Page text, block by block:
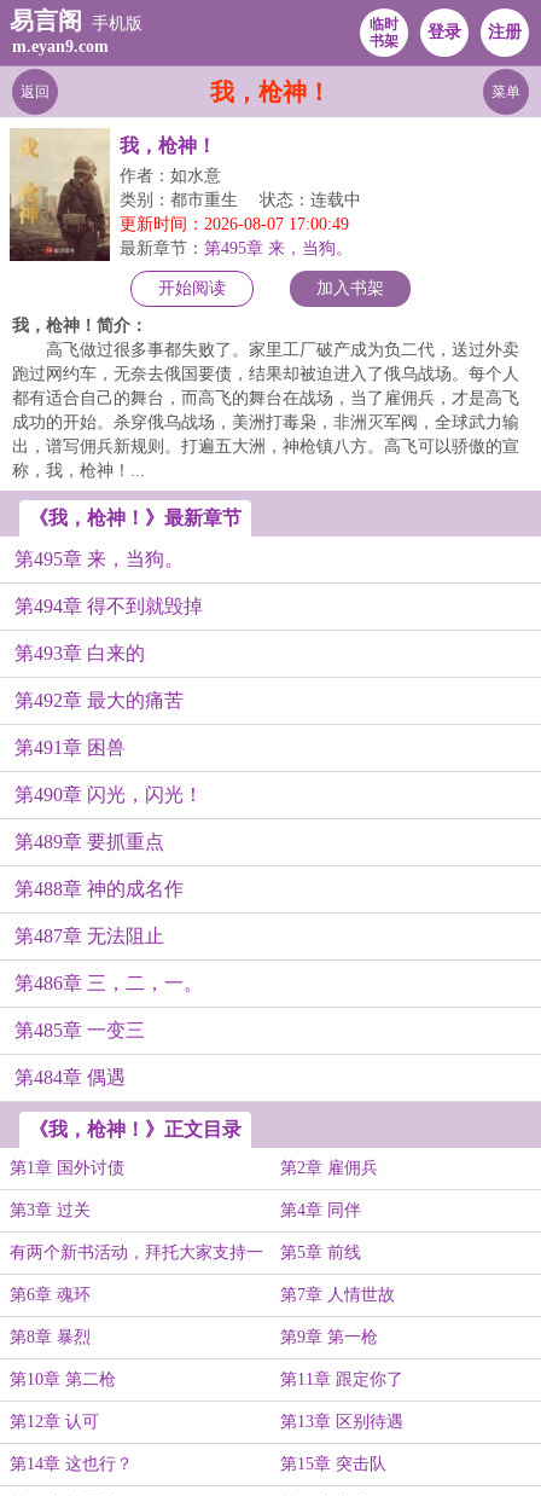
易言阁
手机版
m.eyan9.com
临时
书架
登录 注册
我，枪神！
返回 菜单
我，枪神！
作者：如水意
类别：都市重生
状态：连载中
更新时间：2026-08-07 17:00:49
最新章节： 第495章 来，当狗。
开始阅读 加入书架
我，枪神！简介：
高飞做过很多事都失败了。家里工厂破产成为负二代，送过外卖
跑过网约车，无奈去俄国要债，结果却被迫进入了俄乌战场。每个人
都有适合自己的舞台，而高飞的舞台在战场，当了雇佣兵，才是高飞
成功的开始。杀穿俄乌战场，美洲打毒枭，非洲灭军阀，全球武力输
出，谱写佣兵新规则。打遍五大洲，神枪镇八方。高飞可以骄傲的宣
称，我，枪神！...
《我，枪神！》最新章节
第495章 来，当狗。
第494章 得不到就毁掉
第493章 白来的
第492章 最大的痛苦
第491章 困兽
第490章 闪光，闪光！
第489章 要抓重点
第488章 神的成名作
第487章 无法阻止
第486章 三，二，一。
第485章 一变三
第484章 偶遇
《我，枪神！》正文目录
第1章 国外讨债 第2章 雇佣兵
第3章 过关 第4章 同伴
有两个新书活动，拜托大家支持一
下。
第5章 前线
第6章 魂环 第7章 人情世故
第8章 暴烈 第9章 第一枪
第10章 第二枪 第11章 跟定你了
第12章 认可 第13章 区别待遇
第14章 这也行？ 第15章 突击队